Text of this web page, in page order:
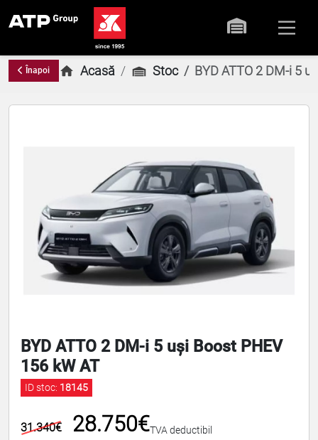
Înapoi Acasă Stoc BYD ATTO 2 DM-i 5
BYD ATTO 2 DM-i 5 uși Boost PHEV
156 kW AT
ID stoc: 18145
31.340€ 28.750€TVA deductibil